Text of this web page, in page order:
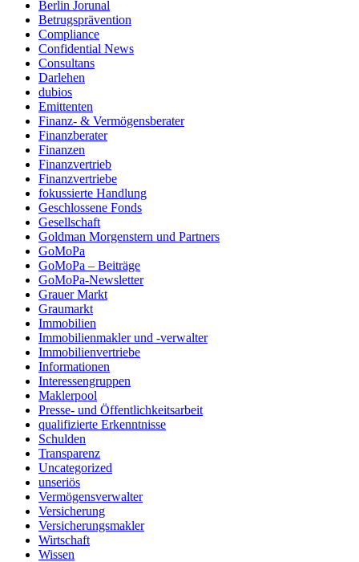
Berlin Jorunal
Betrugsprävention
Compliance
Confidential News
Consultans
Darlehen
dubios
Emittenten
Finanz- & Vermögensberater
Finanzberater
Finanzen
Finanzvertrieb
Finanzvertriebe
fokussierte Handlung
Geschlossene Fonds
Gesellschaft
Goldman Morgenstern und Partners
GoMoPa
GoMoPa – Beiträge
GoMoPa-Newsletter
Grauer Markt
Graumarkt
Immobilien
Immobilienmakler und -verwalter
Immobilienvertriebe
Informationen
Interessengruppen
Maklerpool
Presse- und Öffentlichkeitsarbeit
qualifizierte Erkenntnisse
Schulden
Transparenz
Uncategorized
unseriös
Vermögensverwalter
Versicherung
Versicherungsmakler
Wirtschaft
Wissen